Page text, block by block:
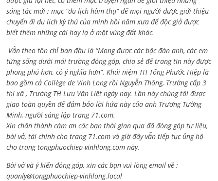
sáng tác mới ; mục “du lịch hàm thụ” để mọi người được giới thiệu
chuyến đi du lịch kỳ thú của mình hồi năm xưa để độc giả được
biết thêm những cái hay lạ ở một vùng đất khác.
Vẫn theo tôn chỉ ban đầu là “Mong được các bậc đàn anh, các em
từng sống dưới mái trường đóng góp, chia sẻ để trang tin này được
phong phú hơn, có ý nghĩa hơn”. Khái niệm TH Tống Phước Hiệp là
bao gồm cả Collège de Vinh Long rồi Nguyễn Thông, Trường cấp 3
thị xã , Trường TH Lưu Văn Liệt ngày nay. Lần này chúng tôi được
giao toàn quyền để đảm bảo lời hứa này của anh Trương Tường
Minh, người sáng lập trang 71.com.
Xin chân thành cám ơn các bạn thời gian qua đã đóng góp tư liệu,
bài vở, tài chính cho trang 71.com và giờ đây vẫn tiếp tục ủng hộ
cho trang tongphuochiep-vinhlong.com này.
Bài vở và ý kiến đóng góp, xin các bạn vui lòng email về :
quanly@tongphuochiep-vinhlong.local